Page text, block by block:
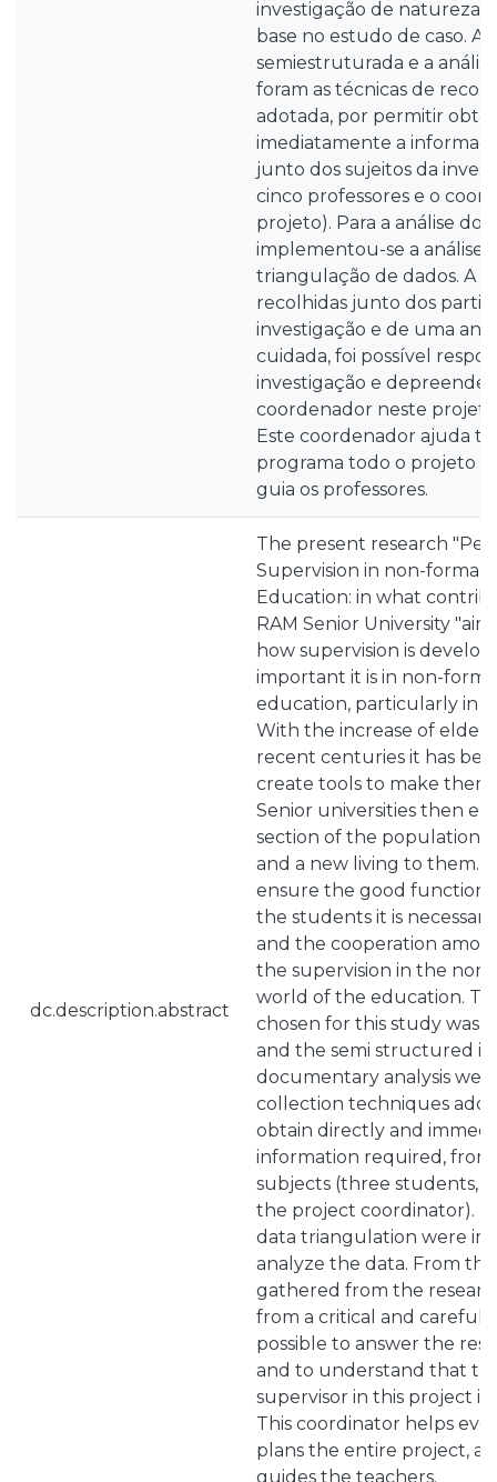
investigação de natureza
base no estudo de caso. A
semiestruturada e a
foram as técnicas de
adotada, por permitir
imediatamente a
junto dos sujeitos da
cinco professores e o
projeto). Para a análise dos
implementou-se a análise
triangulação de dados. A
recolhidas junto dos
investigação e de uma
cuidada, foi possível
investigação e
coordenador neste
Este coordenador ajuda
programa todo o projeto e
guia os professores.
dc.description.abstract
The present research
Supervision in non-formal
Education: in what
RAM Senior University
how supervision is
important it is in non-
education, particularly in a
With the increase of
recent centuries it has
create tools to make them
Senior universities then
section of the population
and a new living to them.
ensure the good
the students it is
and the cooperation
the supervision in the
world of the education.
chosen for this study was
and the semi structured
documentary analysis
collection techniques
obtain directly and
information required,
subjects (three students,
the project coordinator).
data triangulation were
analyze the data. From
gathered from the
from a critical and careful
possible to answer the
and to understand that
supervisor in this project is
This coordinator helps
plans the entire project,
guides the teachers.